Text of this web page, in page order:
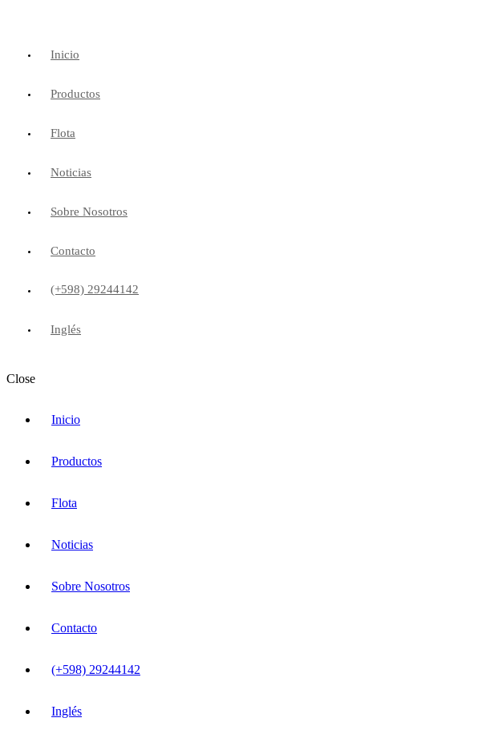
Inicio
Productos
Flota
Noticias
Sobre Nosotros
Contacto
(+598) 29244142
Inglés
Close
Inicio
Productos
Flota
Noticias
Sobre Nosotros
Contacto
(+598) 29244142
Inglés